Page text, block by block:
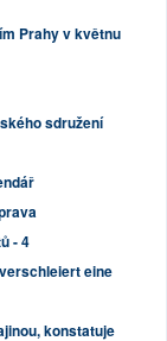
Prahy v květnu
sdružení
- 4
eine
konstatuje